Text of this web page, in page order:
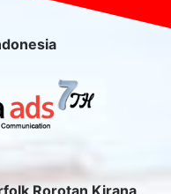
Rorotan Kirana